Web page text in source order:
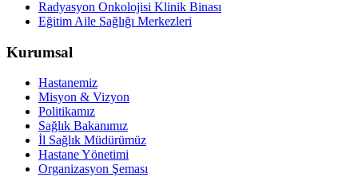
Radyasyon Onkolojisi Klinik Binası
Eğitim Aile Sağlığı Merkezleri
Kurumsal
Hastanemiz
Misyon & Vizyon
Politikamız
Sağlık Bakanımız
İl Sağlık Müdürümüz
Hastane Yönetimi
Organizasyon Şeması